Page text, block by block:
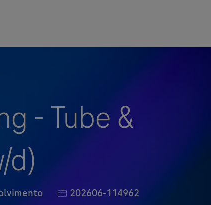
- Tube &
d)
Job Id202606-114962